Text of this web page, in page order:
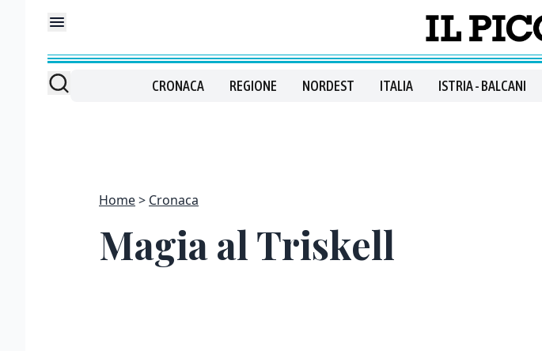
CRONACA REGIONE NORDEST ITALIA ISTRIA - BALCANI
Home Cronaca
Magia al Triskell